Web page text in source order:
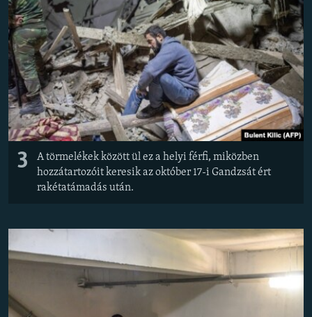
3
A törmelékek között ül ez a helyi férfi, miközben
hozzátartozóit keresik az október 17-i Gandzsát ért
rakétatámadás után.